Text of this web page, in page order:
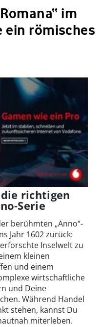
im
ein römisches
die richtigen
Serie
berühmten „Anno“-
Jahr 1602 zurück:
Inselwelt zu
kleinen
und einem
wirtschaftliche
und Deine
Während Handel
stehen, kannst Du
miterleben.